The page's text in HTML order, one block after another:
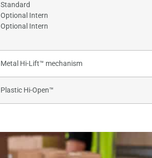
Standard
Optional Intern
Optional Intern
Metal Hi-Lift™ mechanism
Plastic Hi-Open™